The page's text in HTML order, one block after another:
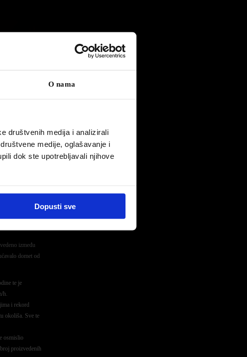
O nama
društvenih medija i analizirali
medije, oglašavanje i
dok ste upotrebljavali njihove
Dopusti sve
između
domet od
te je
h.
i rekord
okoliša. Sve te
osmislio
proizvedenih